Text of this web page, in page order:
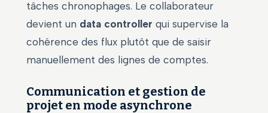
tâches chronophages. Le collaborateur
devient un data controller qui supervise la
cohérence des flux plutôt que de saisir
manuellement des lignes de comptes.
Communication et gestion de
projet en mode asynchrone